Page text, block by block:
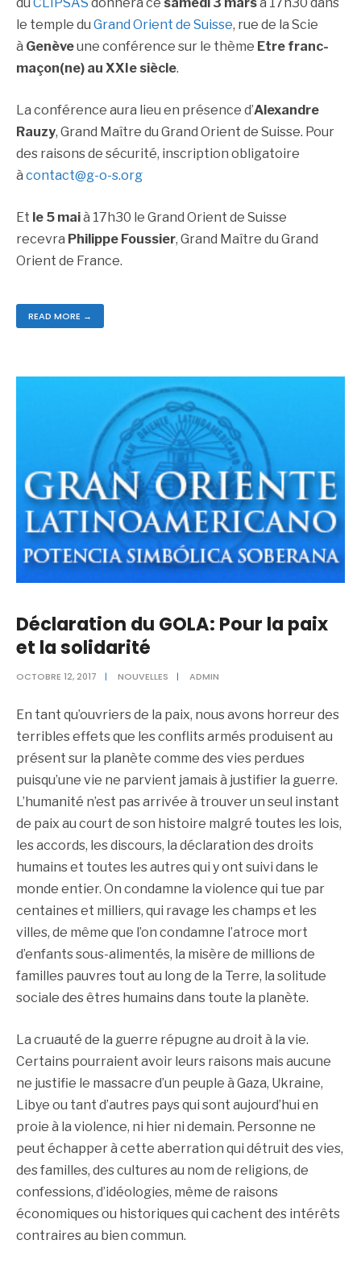
le temple du Grand Orient de Suisse, rue de la Scie
à Genèveune conférence sur le thème Etre franc-
maçon(ne) au XXIe siècle.
La conférence aura lieu en présence d’Alexandre
Rauzy, Grand Maître du Grand Orient de Suisse. Pour
des raisons de sécurité, inscription obligatoire
à contact@g-o-s.org
Et le 5 maià 17h30 le Grand Orient de Suisse
recevra Philippe Foussier, Grand Maître du Grand
Orient de France.
READ MORE →
Déclaration du GOLA: Pour la paix
et la solidarité
OCTOBRE 12, 2017 | NOUVELLES | ADMIN
En tant qu’ouvriers de la paix, nous avons horreur des
terribles effets que les conflits armés produisent au
présent sur la planète comme des vies perdues
puisqu’une vie ne parvient jamais à justifier la guerre.
L’humanité n’est pas arrivée à trouver un seul instant
de paix au court de son histoire malgré toutes les lois,
les accords, les discours, la déclaration des droits
humains et toutes les autres qui y ont suivi dans le
monde entier. On condamne la violence qui tue par
centaines et milliers, qui ravage les champs et les
villes, de même que l’on condamne l’atroce mort
d’enfants sous-alimentés, la misère de millions de
familles pauvres tout au long de la Terre, la solitude
sociale des êtres humains dans toute la planète.
La cruauté de la guerre répugne au droit à la vie.
Certains pourraient avoir leurs raisons mais aucune
ne justifie le massacre d’un peuple à Gaza, Ukraine,
Libye ou tant d’autres pays qui sont aujourd’hui en
proie à la violence, ni hier ni demain. Personne ne
peut échapper à cette aberration qui détruit des vies,
des familles, des cultures au nom de religions, de
confessions, d’idéologies, même de raisons
économiques ou historiques qui cachent des intérêts
contraires au bien commun.